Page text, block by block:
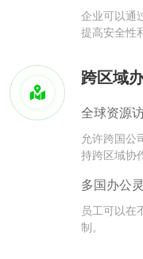
企业可以通
提高安全性
跨区域
全球资源
允许跨国公
持跨区域协
多国办公
员工可以在
制。